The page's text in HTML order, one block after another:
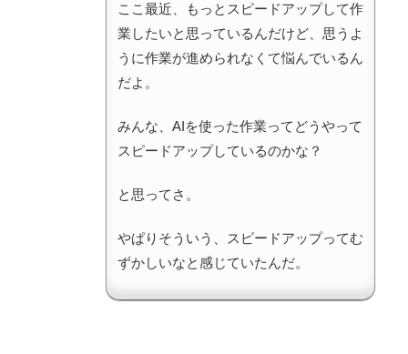
ここ最近、もっとスピードアップして作
業したいと思っているんだけど、思うよ
うに作業が進められなくて悩んでいるん
だよ。
みんな、AIを使った作業ってどうやって
スピードアップしているのかな？
と思ってさ。
やぱりそういう、スピードアップってむ
ずかしいなと感じていたんだ。